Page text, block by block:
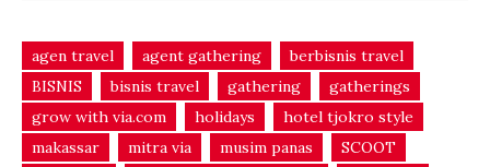
agen travel agent gathering
berbisnis travel
BISNIS
bisnis travel gathering
gatherings
grow with via.com
holidays
hotel tjokro style
makassar
mitra via musim panas
SCOOT